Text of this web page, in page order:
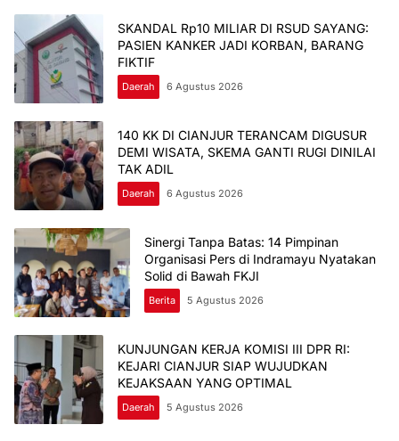
SKANDAL Rp10 MILIAR DI RSUD SAYANG:
PASIEN KANKER JADI KORBAN, BARANG
FIKTIF
Daerah 6 Agustus 2026
140 KK DI CIANJUR TERANCAM DIGUSUR
DEMI WISATA, SKEMA GANTI RUGI DINILAI
TAK ADIL
Daerah 6 Agustus 2026
Sinergi Tanpa Batas: 14 Pimpinan
Organisasi Pers di Indramayu Nyatakan
Solid di Bawah FKJI
Berita 5 Agustus 2026
KUNJUNGAN KERJA KOMISI III DPR RI:
KEJARI CIANJUR SIAP WUJUDKAN
KEJAKSAAN YANG OPTIMAL
Daerah 5 Agustus 2026